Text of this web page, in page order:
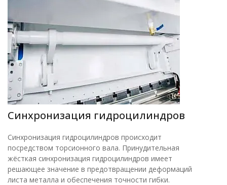
Синхронизация гидроцилиндров
Синхронизация гидроцилиндров происходит
посредством торсионного вала. Принудительная
жёсткая синхронизация гидроцилиндров имеет
решающее значение в предотвращении деформаций
листа металла и обеспечения точности гибки.